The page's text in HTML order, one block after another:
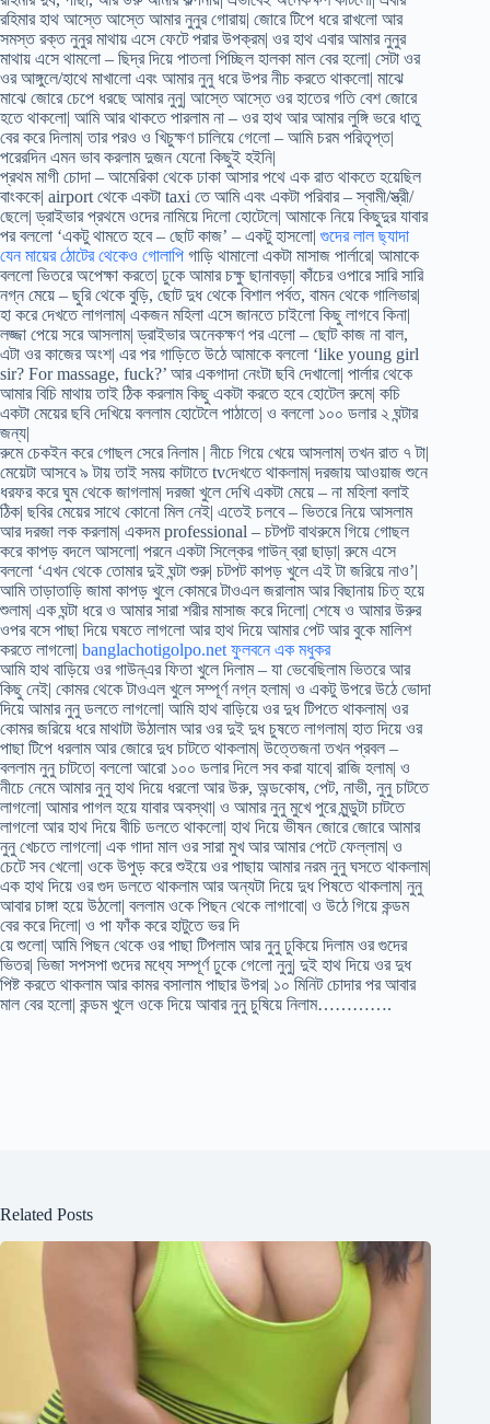
রহিমার হাথ আস্তে আস্তে আমার নুনুর গোরায়| জোরে টিপে ধরে রাখলো আর
সমস্ত রক্ত নুনুর মাথায় এসে ফেটে পরার উপক্রম| ওর হাথ এবার আমার নুনুর
মাথায় এসে থামলো – ছিদ্র দিয়ে পাতলা পিচ্ছিল হালকা মাল বের হলো| সেটা ওর
ওর আঙ্গুলে/হাথে মাখালো এবং আমার নুনু ধরে উপর নীচ করতে থাকলো| মাঝে
মাঝে জোরে চেপে ধরছে আমার নুনু| আস্তে আস্তে ওর হাতের গতি বেশ জোরে
হতে থাকলো| আমি আর থাকতে পারলাম না – ওর হাথ আর আমার লুঙ্গি ভরে ধাতু
বের করে দিলাম| তার পরও ও খিচুক্ষণ চালিয়ে গেলো – আমি চরম পরিতৃপ্ত|
পরেরদিন এমন ভাব করলাম দুজন যেনো কিছুই হইনি|
প্রথম মাগী চোদা – আমেরিকা থেকে ঢাকা আসার পথে এক রাত থাকতে হয়েছিল
বাংককে| airport থেকে একটা taxi তে আমি এবং একটা পরিবার – স্বামী/স্ত্রী/
ছেলে| ড্রাইভার প্রথমে ওদের নামিয়ে দিলো হোটেলে| আমাকে নিয়ে কিছুদুর যাবার
পর বললো ‘একটু থামতে হবে – ছোট কাজ’ – একটু হাসলো| গুদের লাল ছ্যাদা
যেন মায়ের ঠোটের থেকেও গোলাপি গাড়ি থামালো একটা মাসাজ পার্লারে| আমাকে
বললো ভিতরে অপেক্ষা করতে| ঢুকে আমার চক্ষু ছানাবড়া| কাঁচের ওপারে সারি সারি
নগ্ন মেয়ে – ছুরি থেকে বুড়ি, ছোট দুধ থেকে বিশাল পর্বত, বামন থেকে গালিভার|
হা করে দেখতে লাগলাম| একজন মহিলা এসে জানতে চাইলো কিছু লাগবে কিনা|
লজ্জা পেয়ে সরে আসলাম| ড্রাইভার অনেকক্ষণ পর এলো – ছোট কাজ না বাল,
এটা ওর কাজের অংশ| এর পর গাড়িতে উঠে আমাকে বললো ‘like young girl
sir? For massage, fuck?’ আর একগাদা নেংটা ছবি দেখালো| পার্লার থেকে
আমার বিচি মাথায় তাই ঠিক করলাম কিছু একটা করতে হবে হোটেল রুমে| কচি
একটা মেয়ের ছবি দেখিয়ে বললাম হোটেলে পাঠাতে| ও বললো ১০০ ডলার ২ ঘন্টার
জন্য|
রুমে চেকইন করে গোছল সেরে নিলাম | নীচে গিয়ে খেয়ে আসলাম| তখন রাত ৭ টা|
মেয়েটা আসবে ৯ টায় তাই সময় কাটাতে tvদেখতে থাকলাম| দরজায় আওয়াজ শুনে
ধরফর করে ঘুম থেকে জাগলাম| দরজা খুলে দেখি একটা মেয়ে – না মহিলা বলাই
ঠিক| ছবির মেয়ের সাথে কোনো মিল নেই| এতেই চলবে – ভিতরে নিয়ে আসলাম
আর দরজা লক করলাম| একদম professional – চটপট বাথরুমে গিয়ে গোছল
করে কাপড় বদলে আসলো| পরনে একটা সিল্কের গাউন্ ব্রা ছাড়া| রুমে এসে
বললো ‘এখন থেকে তোমার দুই ঘন্টা শুরু| চটপট কাপড় খুলে এই টা জরিয়ে নাও’|
আমি তাড়াতাড়ি জামা কাপড় খুলে কোমরে টাওএল জরালাম আর বিছানায় চিত্ হয়ে
শুলাম| এক ঘন্টা ধরে ও আমার সারা শরীর মাসাজ করে দিলো| শেষে ও আমার উরুর
ওপর বসে পাছা দিয়ে ঘষতে লাগলো আর হাথ দিয়ে আমার পেট আর বুকে মালিশ
করতে লাগলো| banglachotigolpo.net ফুলবনে এক মধুকর
আমি হাথ বাড়িয়ে ওর গাউন্এর ফিতা খুলে দিলাম – যা ভেবেছিলাম ভিতরে আর
কিছু নেই| কোমর থেকে টাওএল খুলে সম্পূর্ণ নগ্ন হলাম| ও একটু উপরে উঠে ভোদা
দিয়ে আমার নুনু ডলতে লাগলো| আমি হাথ বাড়িয়ে ওর দুধ টিপতে থাকলাম| ওর
কোমর জরিয়ে ধরে মাথাটা উঠালাম আর ওর দুই দুধ চুষতে লাগলাম| হাত দিয়ে ওর
পাছা টিপে ধরলাম আর জোরে দুধ চাটতে থাকলাম| উত্তেজনা তখন প্রবল –
বললাম নুনু চাটতে| বললো আরো ১০০ ডলার দিলে সব করা যাবে| রাজি হলাম| ও
নীচে নেমে আমার নুনু হাথ দিয়ে ধরলো আর উরু, অন্ডকোষ, পেট, নাভী, নুনু চাটতে
লাগলো| আমার পাগল হয়ে যাবার অবস্থা| ও আমার নুনু মুখে পুরে মুন্ডুটা চাটতে
লাগলো আর হাথ দিয়ে বীচি ডলতে থাকলো| হাথ দিয়ে ভীষন জোরে জোরে আমার
নুনু খেচতে লাগলো| এক গাদা মাল ওর সারা মুখ আর আমার পেটে ফেল্লাম| ও
চেটে সব খেলো| ওকে উপুড় করে শুইয়ে ওর পাছায় আমার নরম নুনু ঘসতে থাকলাম|
এক হাথ দিয়ে ওর গুদ ডলতে থাকলাম আর অন্যটা দিয়ে দুধ পিষতে থাকলাম| নুনু
আবার চাঙ্গা হয়ে উঠলো| বললাম ওকে পিছন থেকে লাগাবো| ও উঠে গিয়ে কন্ডম
বের করে দিলো| ও পা ফাঁক করে হাটুতে ভর দি
য়ে শুলো| আমি পিছন থেকে ওর পাছা টিপলাম আর নুনু ঢুকিয়ে দিলাম ওর গুদের
ভিতর| ভিজা সপসপা গুদের মধ্যে সম্পূর্ণ ঢুকে গেলো নুনু| দুই হাথ দিয়ে ওর দুধ
পিষ্ট করতে থাকলাম আর কামর বসালাম পাছার উপর| ১০ মিনিট চোদার পর আবার
মাল বের হলো| কন্ডম খুলে ওকে দিয়ে আবার নুনু চুষিয়ে নিলাম………….
Related Posts